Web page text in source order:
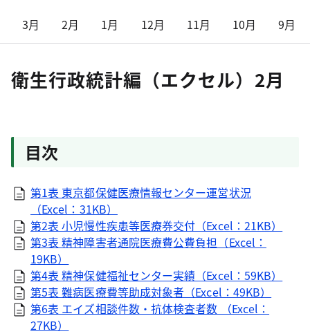
3月 2月 1月 12月 11月 10月 9月
衛生行政統計編（エクセル）2月
目次
第1表 東京都保健医療情報センター運営状況
（Excel：31KB）
第2表 小児慢性疾患等医療券交付（Excel：21KB）
第3表 精神障害者通院医療費公費負担（Excel：
19KB）
第4表 精神保健福祉センター実績（Excel：59KB）
第5表 難病医療費等助成対象者（Excel：49KB）
第6表 エイズ相談件数・抗体検査者数 （Excel：
27KB）